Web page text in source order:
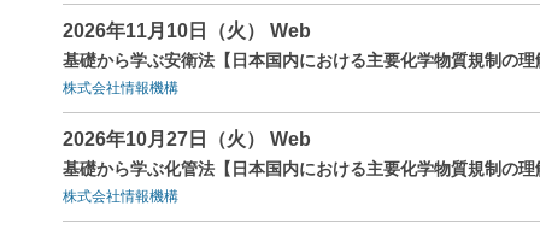
2026年11月10日（火） Web
基礎から学ぶ安衛法【日本国内における主要化学物質規制の
株式会社情報機構
2026年10月27日（火） Web
基礎から学ぶ化管法【日本国内における主要化学物質規制の
株式会社情報機構